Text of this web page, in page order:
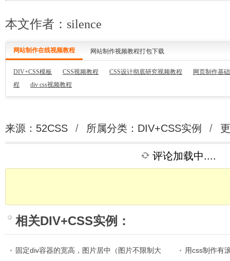
本文作者：silence
网站制作在线视频教程 网站制作视频教程打包下载
DIV+CSS模板 CSS视频教程 CSS设计彻底研究视频教程
网页制作基
程
div css视频教程
来源：52CSS / 所属分类： DIV+CSS实例 /
评论加载中....
相关DIV+CSS实例 ：
固定div容器的宽高，图片居中（图片不限制大
用css制作有